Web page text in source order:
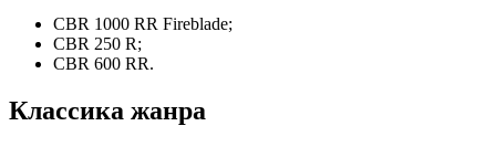
CBR 1000 RR Fireblade;
CBR 250 R;
CBR 600 RR.
Классика жанра